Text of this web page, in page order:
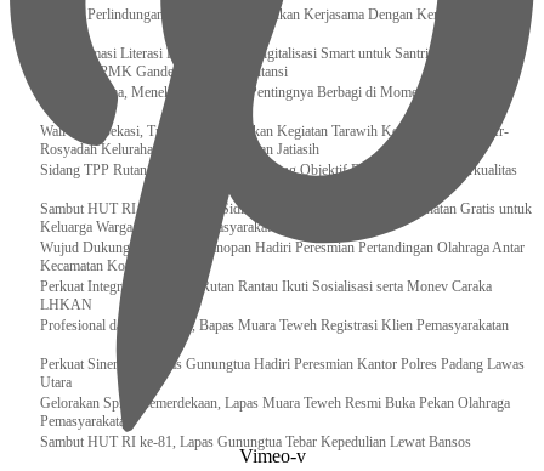
Perkuat Perlindungan KI Kemenkum Sahkan Kerjasama Dengan Kemenbud
Transformasi Literasi Keuangan dan Digitalisasi Smart untuk Santri Produktif
Kemenko PMK Gandeng Beberapa Intansi
Peduli Sesama, Menekraf Tekankan Pentingnya Berbagi di Momen Ramadan
Wali Kota Bekasi, Tri Adhianto Lakukan Kegiatan Tarawih Keliling di Masjid Ar-
Rosyadah Kelurahan Jatirasa Kecamatan Jatiasih
Sidang TPP Rutan Rantau Pastikan Tamping Objektif Demi Pembinaan Berkualitas
Sambut HUT RI Ke-81, Rutan Sidikalang Gelar Pemeriksaan Kesehatan Gratis untuk
Keluarga Warga Binaan dan Masyarakat
Wujud Dukungan, Lapas Kotanopan Hadiri Peresmian Pertandingan Olahraga Antar
Kecamatan Kotanopan
Perkuat Integritas Pegawai, Rutan Rantau Ikuti Sosialisasi serta Monev Caraka
LHKAN
‎Profesional dan Akuntabel, Bapas Muara Teweh Registrasi Klien Pemasyarakatan
Perkuat Sinergi, Kalapas Gunungtua Hadiri Peresmian Kantor Polres Padang Lawas
Utara
Gelorakan Spirit Kemerdekaan, Lapas Muara Teweh Resmi Buka Pekan Olahraga
Pemasyarakatan
Sambut HUT RI ke-81, Lapas Gunungtua Tebar Kepedulian Lewat Bansos
Vimeo-v